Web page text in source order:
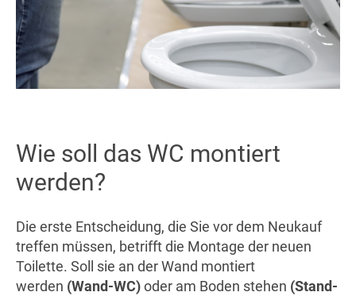
Wie soll das WC montiert
werden?
Die erste Entscheidung, die Sie vor dem Neukauf
treffen müssen, betrifft die Montage der neuen
Toilette. Soll sie an der Wand montiert
werden (Wand-WC)oder am Boden stehen (Stand-